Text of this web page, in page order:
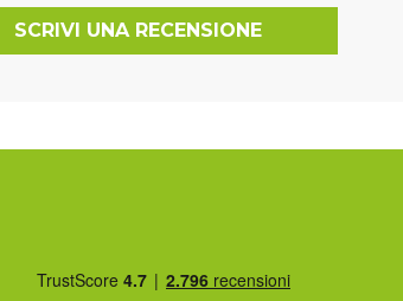
SCRIVI UNA RECENSIONE